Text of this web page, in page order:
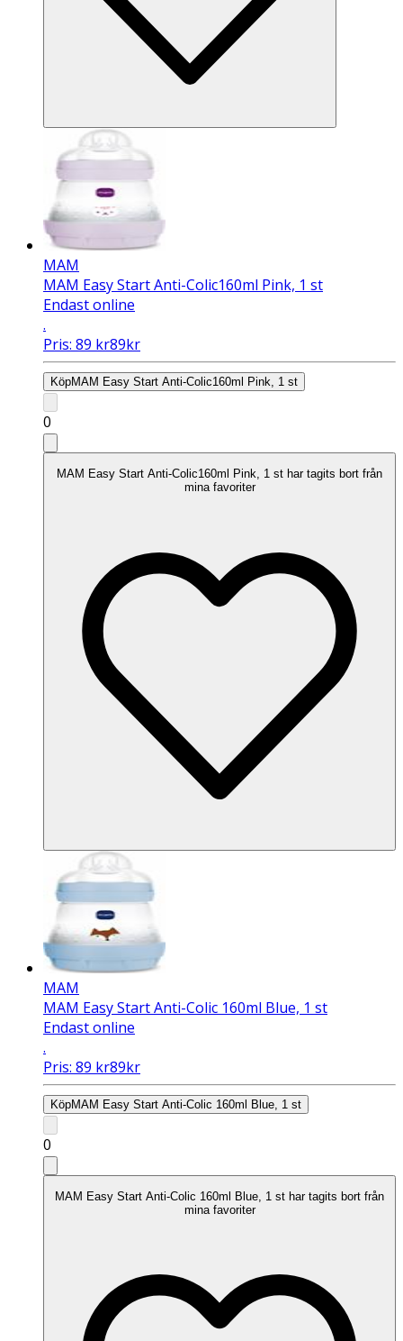
MAM
MAM Easy Start Anti-Colic160ml Pink, 1 st
Endast online
.
Pris: 89 kr89kr
KöpMAM Easy Start Anti-Colic160ml Pink, 1 st
0
MAM Easy Start Anti-Colic160ml Pink, 1 st har tagits bort från
mina favoriter
MAM
MAM Easy Start Anti-Colic 160ml Blue, 1 st
Endast online
.
Pris: 89 kr89kr
KöpMAM Easy Start Anti-Colic 160ml Blue, 1 st
0
MAM Easy Start Anti-Colic 160ml Blue, 1 st har tagits bort från
mina favoriter